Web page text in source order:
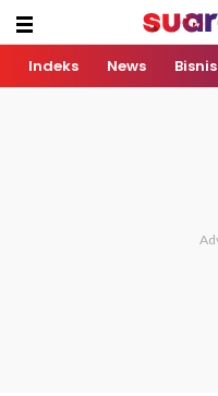
Indeks News Bisnis